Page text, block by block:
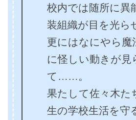
校内では随所に異
装組織が目を光ら
更にはなにやら魔
に怪しい動きが見
て……。
果たして佐々木た
生の学校生活を守